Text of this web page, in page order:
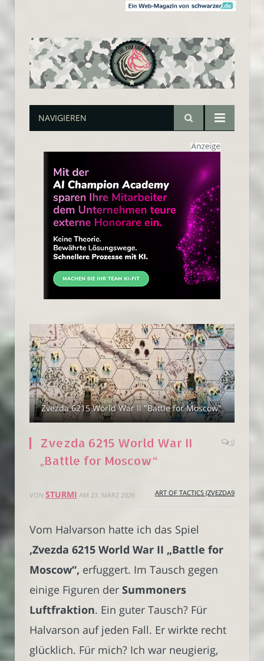
NAVIGIEREN
Zvezda 6215 World War II "Battle for Moscow"
Zvezda 6215 World War II
„Battle for Moscow“
0
VON STURMI AM 23. MÄRZ 2026 ART OF TACTICS (ZVEZDA9
Vom Halvarson hatte ich das Spiel
‚Zvezda 6215 World War II „Battle for
Moscow“‚ erfuggert. Im Tausch gegen
einige Figuren der Summoners
Luftfraktion. Ein guter Tausch? Für
Halvarson auf jeden Fall. Er wirkte recht
glücklich. Für mich? Ich war neugierig,